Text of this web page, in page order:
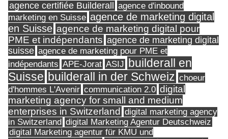
agence certifiée Builderall
agence d'inbound
marketing en Suisse agence de marketing digital
en Suisse agence de marketing digital pour
PME et indépendants agence de marketing digital
suisse agence de marketing pour PME et
indépendants APE-Jorat ASIJ builderall en
Suisse builderall in der Schweiz choeur
d'hommes L'Avenir communication 2.0 digital
marketing agency for small and medium
enterprises in Switzerland digital marketing agency
in Switzerland digital Marketing Agentur Deutschweiz
digital Marketing agentur für KMU und